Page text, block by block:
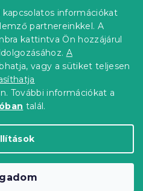
információkat
partnereinkkel. A
kattintva Ön hozzájárul
A
vagy a sütiket teljesen
További információkat a
talál.
e
l
e
m
e
i
otthon. Minden jog
szerkesztése